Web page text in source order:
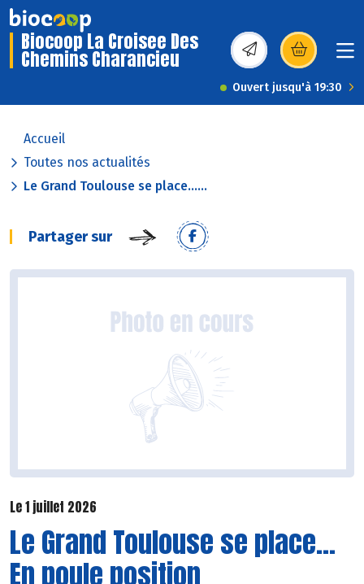
Biocoop La Croisee Des
Chemins Charancieu (s’ouvre dans une
Ouvert jusqu'à 19:30
Accueil
Toutes nos actualités
Le Grand Toulouse se place......
Partager sur
Le 1 juillet 2026
Le Grand Toulouse se place...
En poule position